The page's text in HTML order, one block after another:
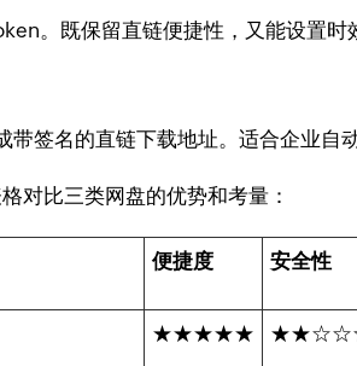
。既保留直链便捷性，又能设置时
签名的直链下载地址。适合企业自
对比三类网盘的优势和考量：
便捷度 安全性
★★★★★